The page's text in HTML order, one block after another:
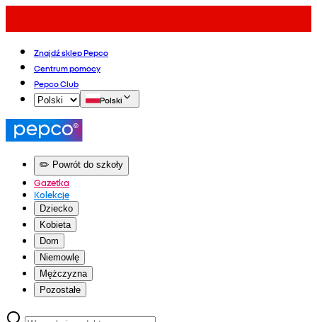
Znajdź sklep Pepco
Centrum pomocy
Pepco Club
Polski
✏️ Powrót do szkoły
Gazetka
Kolekcje
Dziecko
Kobieta
Dom
Niemowlę
Mężczyzna
Pozostałe